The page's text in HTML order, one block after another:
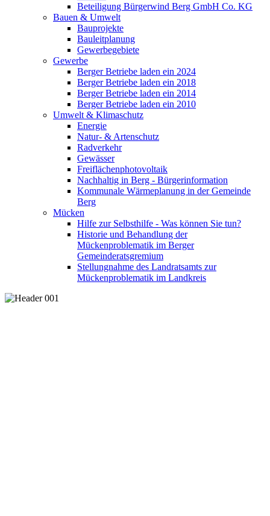
Beteiligung Bürgerwind Berg GmbH Co. KG
Bauen & Umwelt
Bauprojekte
Bauleitplanung
Gewerbegebiete
Gewerbe
Berger Betriebe laden ein 2024
Berger Betriebe laden ein 2018
Berger Betriebe laden ein 2014
Berger Betriebe laden ein 2010
Umwelt & Klimaschutz
Energie
Natur- & Artenschutz
Radverkehr
Gewässer
Freiflächenphotovoltaik
Nachhaltig in Berg - Bürgerinformation
Kommunale Wärmeplanung in der Gemeinde
Berg
Mücken
Hilfe zur Selbsthilfe - Was können Sie tun?
Historie und Behandlung der
Mückenproblematik im Berger
Gemeinderatsgremium
Stellungnahme des Landratsamts zur
Mückenproblematik im Landkreis